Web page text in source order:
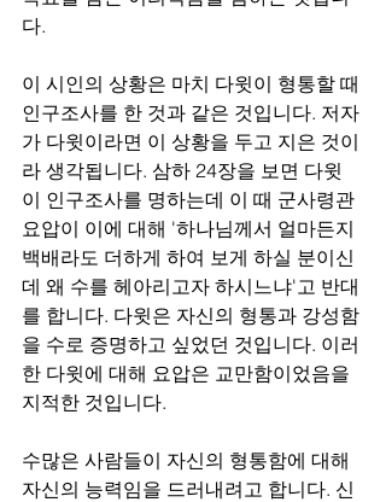
다.
이 시인의 상황은 마치 다윗이 형통할 때
인구조사를 한 것과 같은 것입니다. 저자
가 다윗이라면 이 상황을 두고 지은 것이
라 생각됩니다. 삼하 24장을 보면 다윗
이 인구조사를 명하는데 이 때 군사령관
요압이 이에 대해 '하나님께서 얼마든지
백배라도 더하게 하여 보게 하실 분이신
데 왜 수를 헤아리고자 하시느냐'고 반대
를 합니다. 다윗은 자신의 형통과 강성함
을 수로 증명하고 싶었던 것입니다. 이러
한 다윗에 대해 요압은 교만함이었음을
지적한 것입니다.
수많은 사람들이 자신의 형통함에 대해
자신의 능력임을 드러내려고 합니다. 신